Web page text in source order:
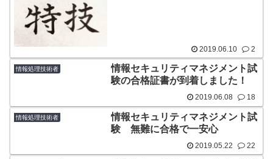
2019.06.10 2
情報処理技術者
情報セキュリティマネジメント試
験の合格証書が到着しました！
2019.06.08 18
情報処理技術者
情報セキュリティマネジメント試
験 無難に合格で一安心
2019.05.22 22